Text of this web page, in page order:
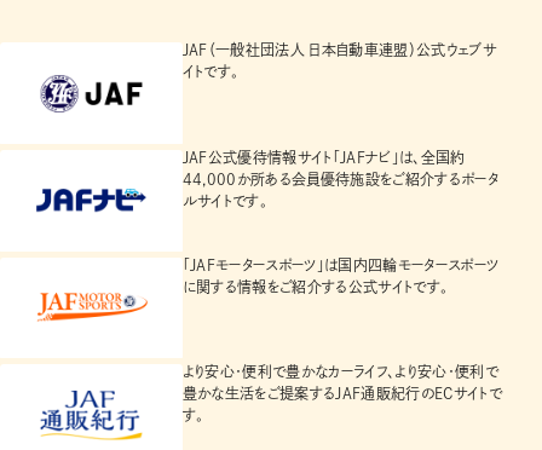
JAF（一般社団法人 日本自動車連盟）公式ウェブサ
イトです。
JAF公式優待情報サイト「JAFナビ」は、全国約
44,000か所ある会員優待施設をご紹介するポータ
ルサイトです。
「JAFモータースポーツ」は国内四輪モータースポーツ
に関する情報をご紹介する公式サイトです。
より安心・便利で豊かなカーライフ、より安心・便利で
豊かな生活をご提案するJAF通販紀行のECサイトで
す。